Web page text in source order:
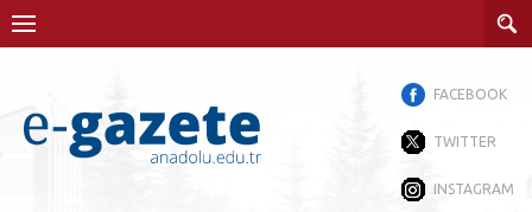
FACEBOOK
TWITTER
INSTAGRAM